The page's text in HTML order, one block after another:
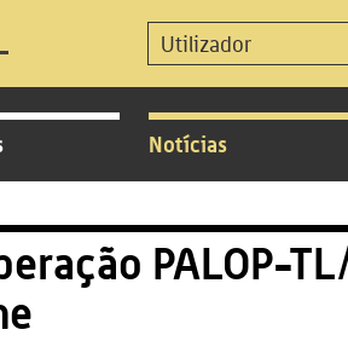
Notícias
PALOP-